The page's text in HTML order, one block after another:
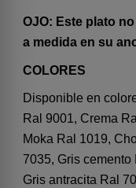
OJO: Este plato
a medida en su
COLORES
Disponible en
Ral 9001, Crema
Moka Ral 1019,
7035, Gris
Gris antracita Ral